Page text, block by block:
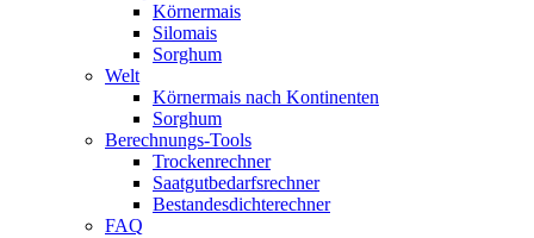
Körnermais
Silomais
Sorghum
Welt
Körnermais nach Kontinenten
Sorghum
Berechnungs-Tools
Trockenrechner
Saatgutbedarfsrechner
Bestandesdichterechner
FAQ